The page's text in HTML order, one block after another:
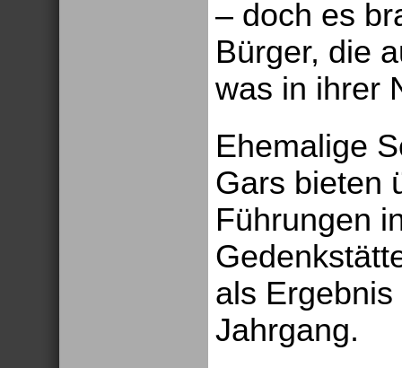
– doch es
Bürger, die
was in ihrer
Ehemalige
Gars bieten
Führungen
als
Jahrgang.